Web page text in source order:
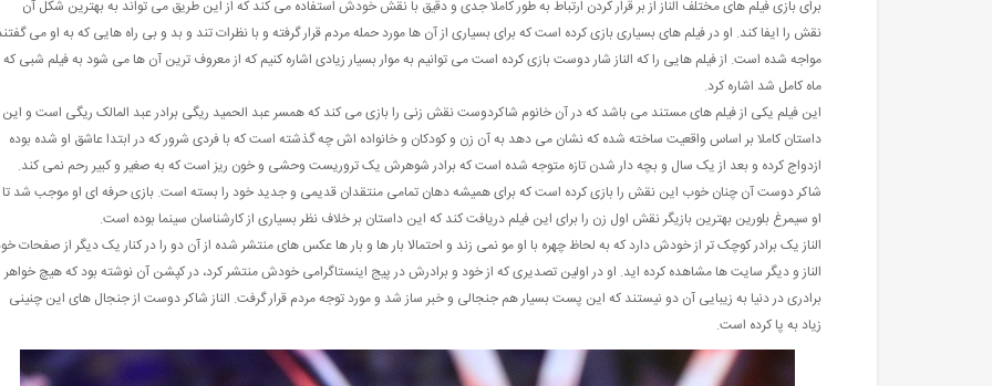
برای بازی فیلم های مختلف الناز از بر قرار کردن ارتباط به طور کاملا جدی و دقیق با نقش خودش استفاده می کند که از این طریق می تواند به بهترین شکل آن
نقش را ایفا کند. او در فیلم های بسیاری بازی کرده است که برای بسیاری از آن ها مورد حمله مردم قرار گرفته و با نظرات تند و بد و بی راه هایی که به او می
مواجه شده است. از فیلم هایی را که الناز شار دوست بازی کرده است می توانیم به موار بسیار زیادی اشاره کنیم که از معروف ترین آن ها می شود به فیلم شبی که
ماه کامل شد اشاره کرد.
این فیلم یکی از فیلم های مستند می باشد که در آن خانوم شاکردوست نقش زنی را بازی می کند که همسر عبد الحمید ریگی برادر عبد المالک ریگی است و این
داستان کاملا بر اساس واقعیت ساخته شده که نشان می دهد به آن زن و کودکان و خانواده اش چه گذشته است که با فردی شرور که در ابتدا عاشق او شده بوده
ازدواج کرده و بعد از یک سال و بچه دار شدن تازه متوجه شده است که برادر شوهرش یک تروریست وحشی و خون ریز است که به صغیر و کبیر رحم نمی کند.
شاکر دوست آن چنان خوب این نقش را بازی کرده است که برای همیشه دهان تمامی منتقدان قدیمی و جدید خود را بسته است. بازی حرفه ای او موجب شد تا
او سیمرغ بلورین بهترین بازیگر نقش اول زن را برای این فیلم دریافت کند که این داستان بر خلاف نظر بسیاری از کارشناسان سینما بوده است.
الناز یک برادر کوچک تر از خودش دارد که به لحاظ چهره با او مو نمی زند و احتمالا بار ها و بار ها عکس های منتشر شده از آن دو را در کنار یک دیگر از صفحات
الناز و دیگر سایت ها مشاهده کرده اید. او در اولین تصدیری که از خود و برادرش در پیج اینستاگرامی خودش منتشر کرد، در کپشن آن نوشته بود که هیچ خواهر
برادری در دنیا به زیبایی آن دو نیستند که این پست بسیار هم جنجالی و خبر ساز شد و مورد توجه مردم قرار گرفت. الناز شاکر دوست از جنجال های این چنینی
زیاد به پا کرده است.